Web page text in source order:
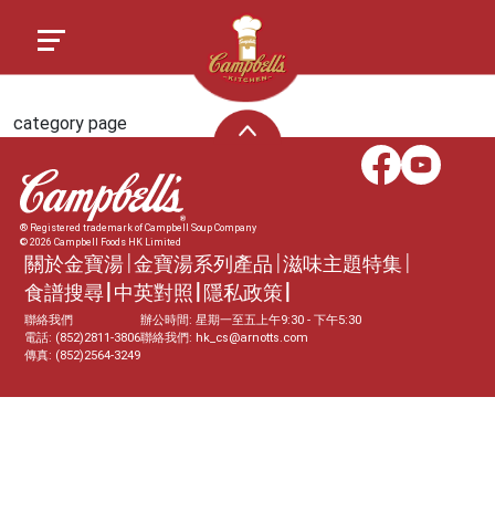
category page
® Registered trademark of Campbell Soup Company
© 2026 Campbell Foods HK Limited
聯絡我們
電話: (852)2811-3806
傳真: (852)2564-3249
辦公時間: 星期一至五上午9:30 - 下午5:30
聯絡我們: hk_cs@arnotts.com
關於金寶湯 金寶湯系列產品 滋味主題特集
食譜搜尋 中英對照 隱私政策